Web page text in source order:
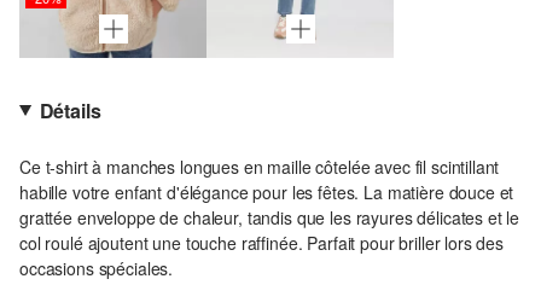
Détails
Ce t-shirt à manches longues en maille côtelée avec fil scintillant
habille votre enfant d'élégance pour les fêtes. La matière douce et
grattée enveloppe de chaleur, tandis que les rayures délicates et le
col roulé ajoutent une touche raffinée. Parfait pour briller lors des
occasions spéciales.